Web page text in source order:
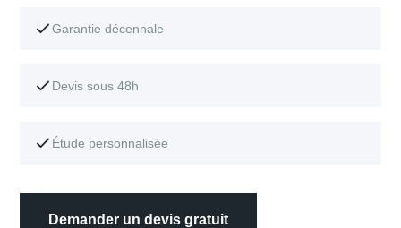
Garantie décennale
Devis sous 48h
Étude personnalisée
Demander un devis gratuit